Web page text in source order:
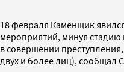
18 февраля Каменщик
мероприятий, минуя
в совершении
двух и более лиц), сообщал